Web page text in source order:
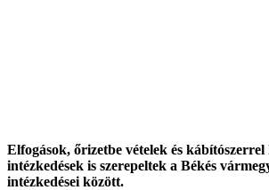
Elfogások, őrizetbe vételek és kábítószerrel
intézkedések is szerepeltek a Békés
intézkedései között.